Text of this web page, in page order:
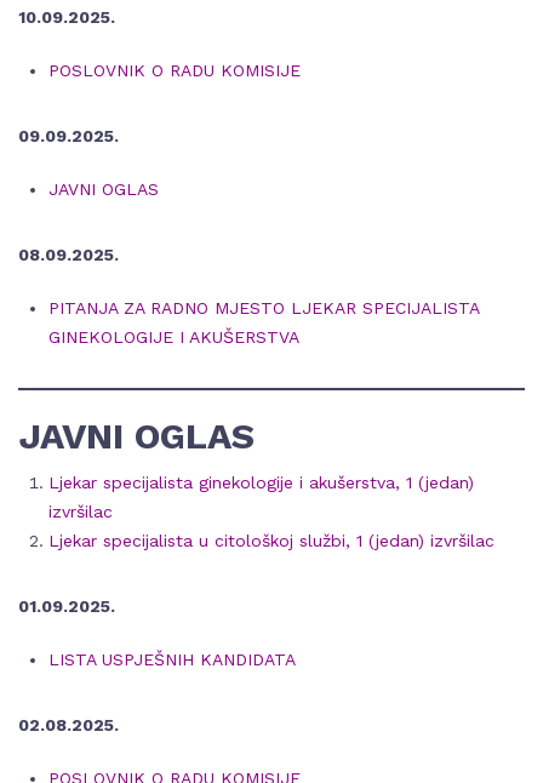
10.09.2025.
POSLOVNIK O RADU KOMISIJE
09.09.2025.
JAVNI OGLAS
08.09.2025.
PITANJA ZA RADNO MJESTO LJEKAR SPECIJALISTA
GINEKOLOGIJE I AKUŠERSTVA
JAVNI OGLAS
Ljekar specijalista ginekologije i akušerstva, 1 (jedan)
izvršilac
Ljekar specijalista u citološkoj službi, 1 (jedan) izvršilac
01.09.2025.
LISTA USPJEŠNIH KANDIDATA
02.08.2025.
POSLOVNIK O RADU KOMISIJE